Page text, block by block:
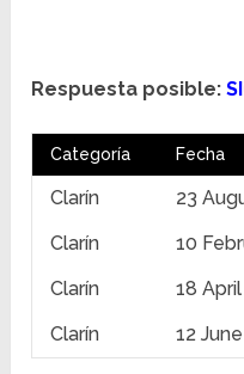
Respuesta posible:
Categoría Fecha
Clarín 23
Clarín
10
Clarín
18
Clarín
12